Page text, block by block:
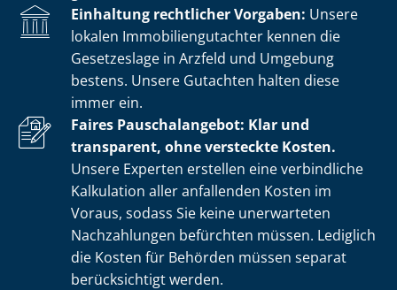
Einhaltung rechtlicher Vorgaben: Unsere
lokalen Im­mo­bi­li­en­gut­ach­ter kennen die
Gesetzeslage in Arzfeld und Umgebung
bestens. Unsere Gutachten halten diese
immer ein.
Faires Pauschalangebot: Klar und
transparent, ohne versteckte Kosten.
Unsere Experten erstellen eine verbindliche
Kalkulation aller anfallenden Kosten im
Voraus, sodass Sie keine unerwarteten
Nachzahlungen befürchten müssen. Lediglich
die Kosten für Behörden müssen separat
berücksichtigt werden.